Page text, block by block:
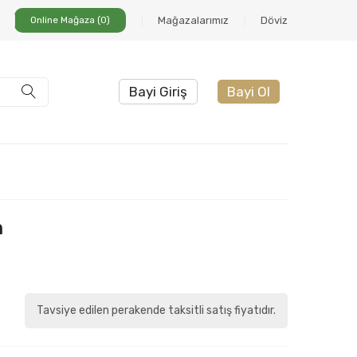
Online Mağaza (0) Mağazalarımız Döviz
Bayi Giriş Bayi Ol
Tavsiye edilen perakende taksitli satış fiyatıdır.